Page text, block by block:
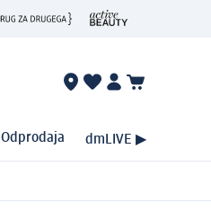
Odprodaja dmLIVE ▶